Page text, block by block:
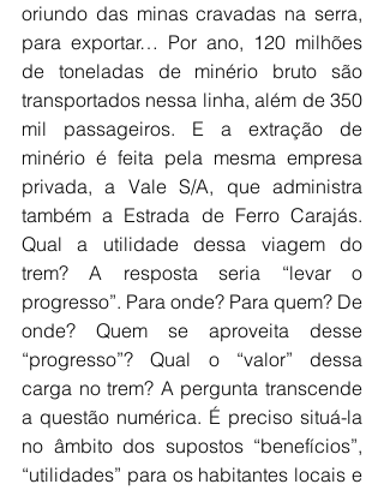
oriundo das minas cravadas na serra,
para exportar… Por ano, 120 milhões
de toneladas de minério bruto são
transportados nessa linha, além de 350
mil passageiros. E a extração de
minério é feita pela mesma empresa
privada, a Vale S/A, que administra
também a Estrada de Ferro Carajás.
Qual a utilidade dessa viagem do
trem? A resposta seria “levar o
progresso”. Para onde? Para quem? De
onde? Quem se aproveita desse
“progresso”? Qual o “valor” dessa
carga no trem? A pergunta transcende
a questão numérica. É preciso situá-la
no âmbito dos supostos “benefícios”,
“utilidades” para os habitantes locais e